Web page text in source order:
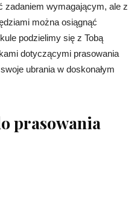
zadaniem wymagającym, ale z
można osiągnąć
podzielimy się z Tobą
dotyczącymi prasowania
ubrania w doskonałym
prasowania